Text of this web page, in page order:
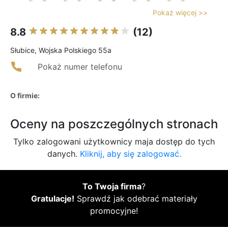
Pokaż więcej >>
8.8 (12)
Słubice, Wojska Polskiego 55a
Pokaż numer telefonu
O firmie:
Oceny na poszczególnych stronach
Tylko zalogowani użytkownicy maja dostęp do tych
danych. Kliknij, aby się zalogować.
To Twoja firma?
Gratulacje! Sprawdź jak odebrać materiały
promocyjne!